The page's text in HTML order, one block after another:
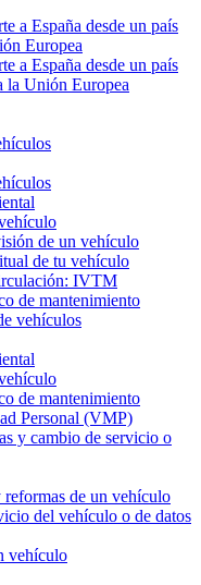
a España desde un país
Europea
a España desde un país
la Unión Europea
de un vehículo
de tu vehículo
IVTM
de mantenimiento
vehículos
de mantenimiento
Personal (VMP)
y cambio de servicio o
de un vehículo
del vehículo o de datos
vehículo